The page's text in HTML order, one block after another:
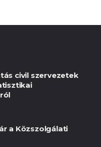
civil szervezetek
a Közszolgálati